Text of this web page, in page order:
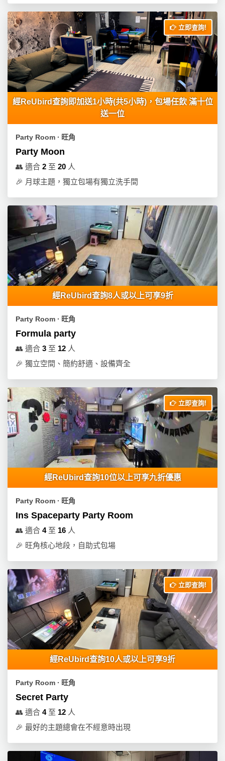
立即查詢!
經ReUbird查詢即加送1小時(共5小時)，包場任飲 滿十位
送一位
Party Room ∙ 旺角
Party Moon
👥 適合 2 至 20 人
🎉 月球主題，獨立包場有獨立洗手間
經ReUbird查詢8人或以上可享9折
Party Room ∙ 旺角
Formula party
👥 適合 3 至 12 人
🎉 獨立空間、簡約舒適、設備齊全
立即查詢!
經ReUbird查詢10位以上可享九折優惠
Party Room ∙ 旺角
Ins Spaceparty Party Room
👥 適合 4至 16 人
🎉 旺角核心地段，自助式包場
立即查詢!
經ReUbird查詢10人或以上可享9折
Party Room ∙ 旺角
Secret Party
👥 適合 4至 12 人
🎉 最好的主題總會在不經意時出現